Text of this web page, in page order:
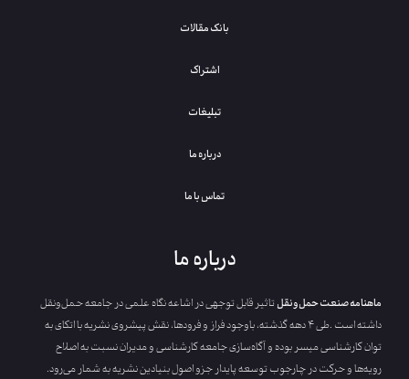
بانک مقالات
اشتراک
تبلیغات
درباره ما
تماس با ما
درباره ما
ماهنامه‭ ‬صنعت‭ ‬حمل‌ونقل
‬رویه‌ها‭ ‬و‭ ‬حرکت‭ ‬در‭ ‬چارجوب‭ ‬توسعه‌‭ ‬پایدار‭ ‬جزو‭ ‬اصول‭ ‬بنیادین‭ ‬نشریه‭ ‬به‭ ‬شمار‭ ‬می‌رود‭.